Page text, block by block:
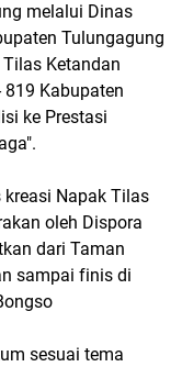
melalui Dinas
Tulungagung
Ketandan
Kabupaten
ke Prestasi
Napak Tilas
oleh Dispora
dari Taman
sampai finis di
sesuai tema